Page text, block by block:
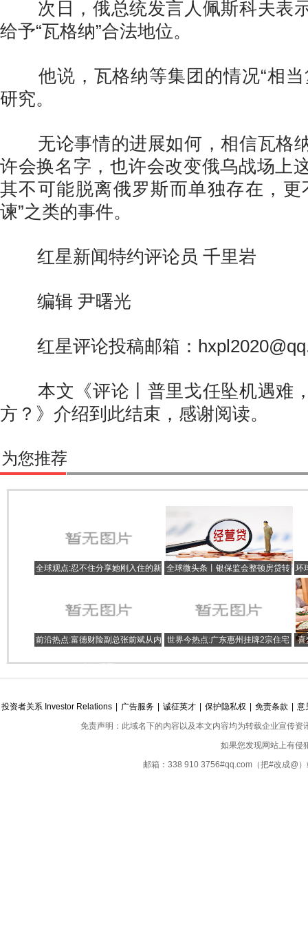
次日，俄总统发言人佩斯科夫表
给予“瓦格纳”合法地位。
他说，瓦格纳等集团的情况“相当
研究。
无论事情的进展如何，相信瓦格
许会换名字，也许会改变俄乌战场上
其不可能脱离俄罗斯而单独存在，更
谏”之类的事件。
红星新闻特约评论员 千里岩
编辑 尹曙光
红星评论投稿邮箱：
本文《评论丨普里戈任坠机遇难
方？》介绍到此结束，感谢阅读。
为您推荐
全球观点:忍不住分享她刚入住的新 全球微头条丨银保监会整顿房贷转 环
额
前沿热点:富德财险副总张前斌从内
世界今热点:广东惠州挂牌2宗住宅
喜
投资者关系 Investor Relations 广告服务 诚征英才 保护隐私权 免责条款
意
免责声明：此域名下的内容以及本文内容均为转载企业宣传
如果您发现网站上有侵
邮箱：338 910 3756#qq.com（把#改成@